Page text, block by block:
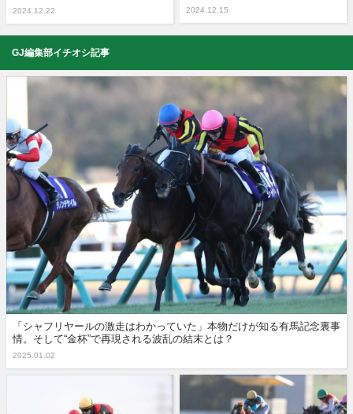
2024.12.22 2024.12.15
GJ編集部イチオシ記事
「シャフリヤールの激走はわかっていた」本物だけが知る有馬記念裏事
情。そして“金杯”で再現される波乱の結末とは？
2025.01.02